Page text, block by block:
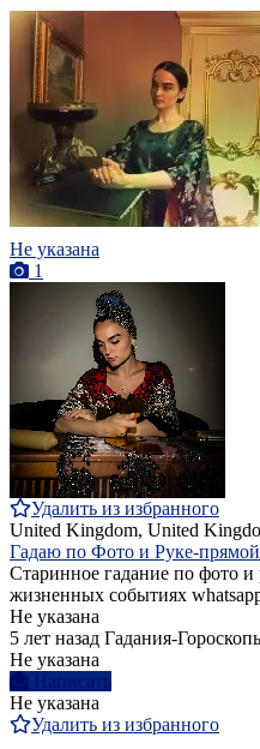
Не указана
1
Удалить из избранного
United Kingdom, United
Гадаю по Фото и Руке-
Старинное гадание по фото и
жизненных событиях
Не указана
5 лет назад Гадания-
Не указана
Написать
Не указана
Удалить из избранного